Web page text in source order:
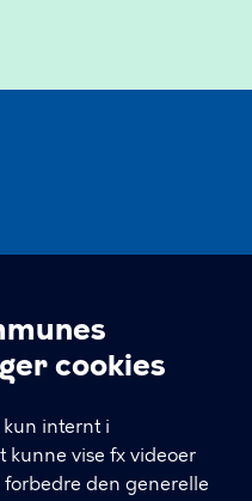
cookies
kun internt i
kunne vise fx videoer
den generelle